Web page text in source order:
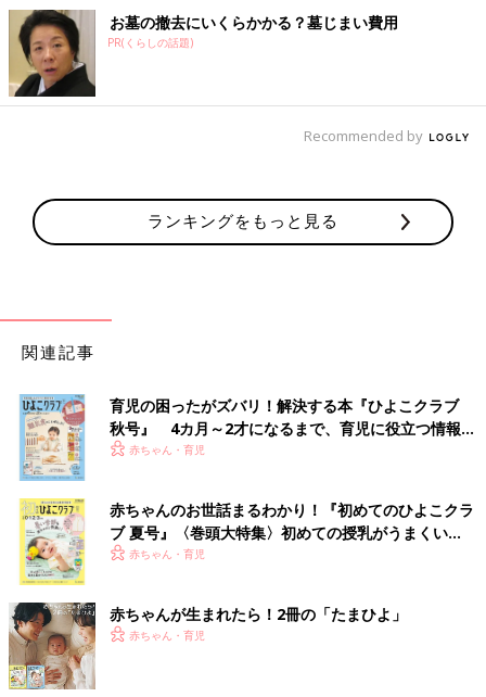
お墓の撤去にいくらかかる？墓じまい費用
PR(くらしの話題)
Recommended by
ランキングをもっと見る
関連記事
育児の困ったがズバリ！解決する本『ひよこクラブ
秋号』 4カ月～2才になるまで、育児に役立つ情報が
いっぱい！
赤ちゃん・育児
赤ちゃんのお世話まるわかり！『初めてのひよこクラ
ブ 夏号』〈巻頭大特集〉初めての授乳がうまくい
く！ おっぱい・ミルクの基本と夏のトラブル 解決テ
赤ちゃん・育児
赤ちゃんが生まれたら！2冊の「たまひよ」
赤ちゃん・育児